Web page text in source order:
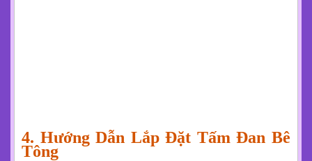
4. Hướng Dẫn Lắp Đặt Tấm Đan Bê
Tông